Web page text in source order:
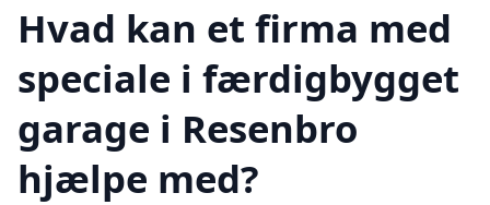
Hvad kan et firma med
speciale i færdigbygget
garage i Resenbro
hjælpe med?